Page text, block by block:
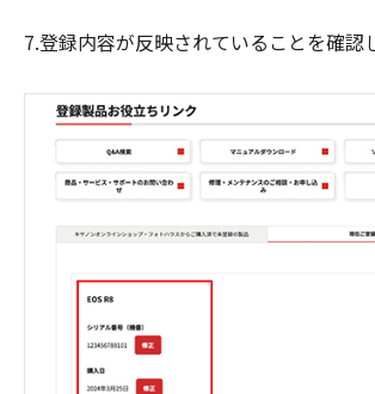
7.登録内容が反映されていることを確認